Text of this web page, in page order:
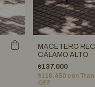
MACETERO
CÁLAMO ALTO
$137.000
$116.450 con
OFF